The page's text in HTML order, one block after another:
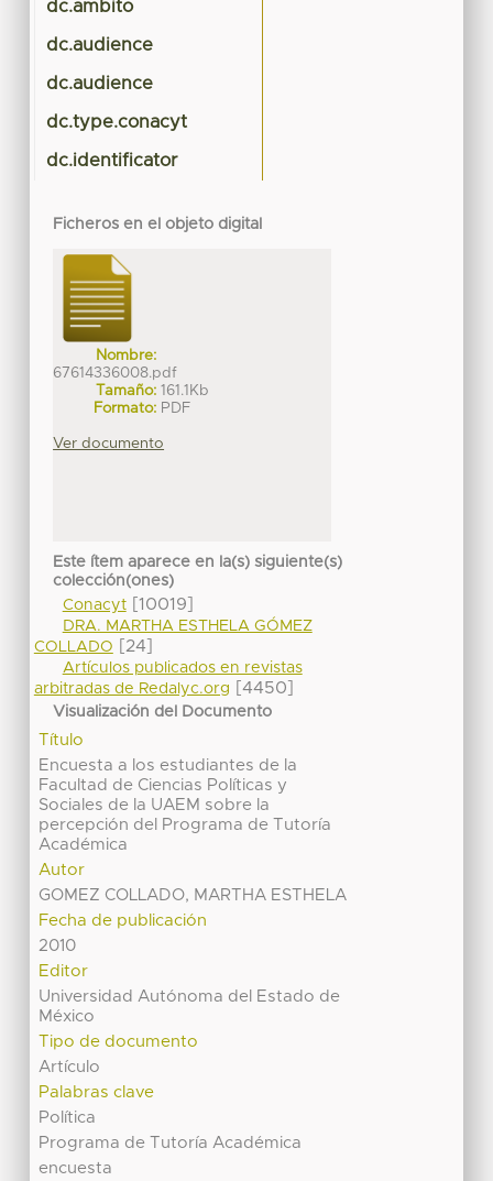
dc.ambito
dc.audience
dc.audience
dc.type.conacyt
dc.identificator
Ficheros en el objeto digital
Nombre:
67614336008.pdf
Tamaño: 161.1Kb
Formato: PDF
Ver documento
Este ítem aparece en la(s) siguiente(s)
colección(ones)
Conacyt[10019]
DRA. MARTHA ESTHELA GÓMEZ
COLLADO
[24]
Artículos publicados en revistas
arbitradas de Redalyc.org
[4450]
Visualización del Documento
Título
Encuesta a los estudiantes de la
Facultad de Ciencias Políticas y
Sociales de la UAEM sobre la
percepción del Programa de Tutoría
Académica
Autor
GOMEZ COLLADO, MARTHA ESTHELA
Fecha de publicación
2010
Editor
Universidad Autónoma del Estado de
México
Tipo de documento
Artículo
Palabras clave
Política
Programa de Tutoría Académica
encuesta